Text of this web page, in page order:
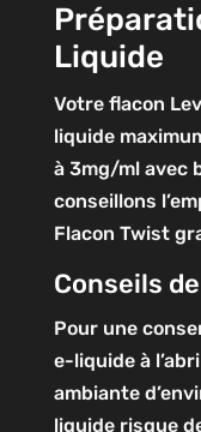
Liquide
Votre flacon
liquide
à 3mg/ml avec
conseillons
Flacon Twist
Conseils
Pour une
e-liquide à
ambiante
liquide risque